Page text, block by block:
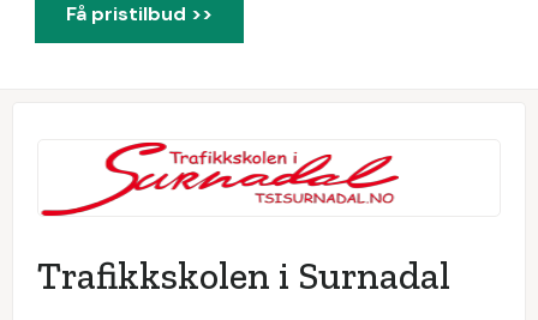
Få pristilbud >>
Trafikkskolen i Surnadal